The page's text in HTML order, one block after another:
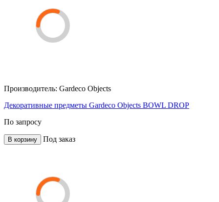
Производитель: Gardeco Objects
Декоративные предметы Gardeco Objects BOWL DROP
По запросу
В корзину Под заказ